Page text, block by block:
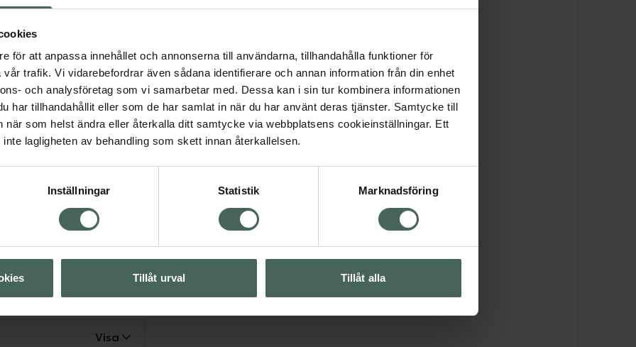
för att anpassa innehållet och annonserna till användarna, tillhandahålla funktioner för
trafik. Vi vidarebefordrar även sådana identifierare och annan information från din enhet
och analysföretag som vi samarbetar med. Dessa kan i sin tur kombinera informationen
har tillhandahållit eller som de har samlat in när du har använt deras tjänster. Samtycke till
när som helst ändra eller återkalla ditt samtycke via webbplatsens cookieinställningar. Ett
lagligheten av behandling som skett innan återkallelsen.
Inställningar Statistik Marknadsföring
Tillåt urval Tillåt alla
utslag och irritation.
så att läpparna
ut.
vilket gör det lätt att
Visa